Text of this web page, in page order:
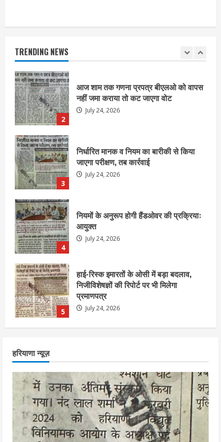
TRENDING NEWS
2
3
निर्धारित मानक व नियम का बारीकी से किया
जाएगा परीक्षण, तब कार्रवाई
July 24, 2026
4
नियमों के अनुरूप होगी हैंडओवर की प्रक्रियाः
आयुक्त
July 24, 2026
5
हाई-रिस्क इमारतों के ओसी में बड़ा बदलाव,
निजीविशेषज्ञों की रिपोर्ट पर भी मिलेगा
प्रमाणपत्र
July 24, 2026
1
एचईआरसी के अध्यक्ष नंद लाल का निधन
July 24, 2026
3
निर्धारित मानक व नियम का बारीकी से किया
जाएगा परीक्षण, तब कार्रवाई
July 24, 2026
हरियाणा न्यूज़